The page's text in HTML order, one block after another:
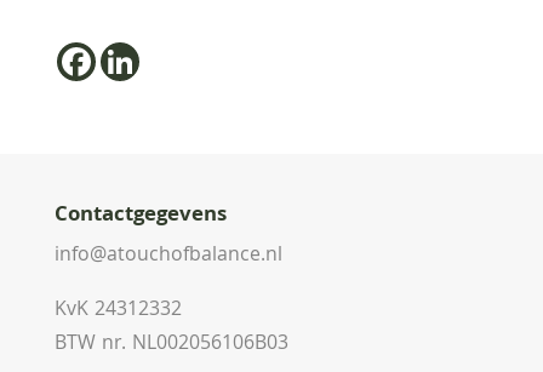
Contactgegevens
info@atouchofbalance.nl
KvK 24312332
BTW nr. NL002056106B03